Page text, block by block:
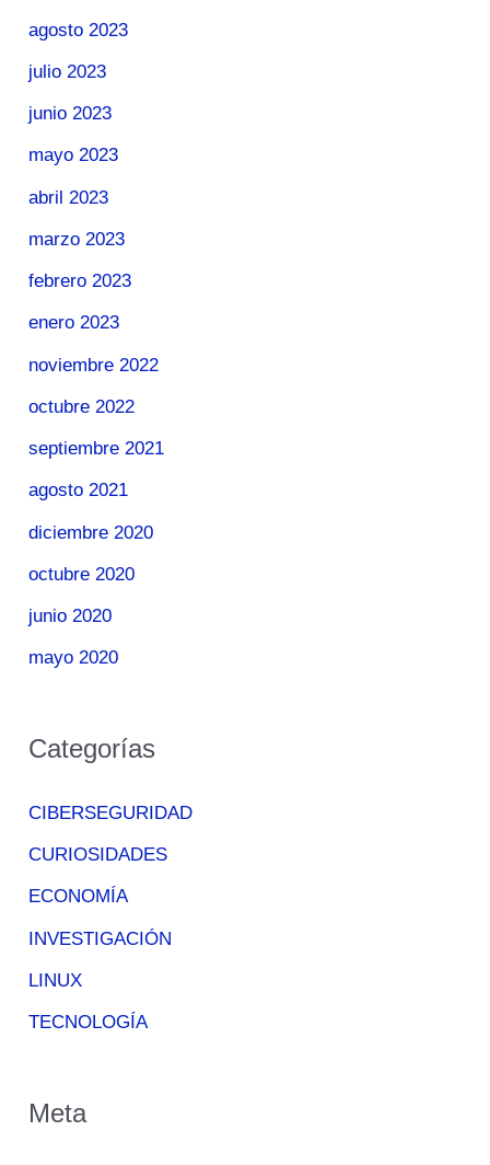
agosto 2023
julio 2023
junio 2023
mayo 2023
abril 2023
marzo 2023
febrero 2023
enero 2023
noviembre 2022
octubre 2022
septiembre 2021
agosto 2021
diciembre 2020
octubre 2020
junio 2020
mayo 2020
Categorías
CIBERSEGURIDAD
CURIOSIDADES
ECONOMÍA
INVESTIGACIÓN
LINUX
TECNOLOGÍA
Meta